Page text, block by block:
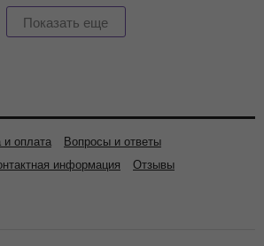
Показать еще
и оплата
Вопросы и ответы
информация Отзывы